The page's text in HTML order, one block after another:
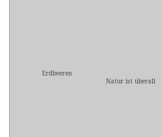
Erdbeeren
Natur ist überall